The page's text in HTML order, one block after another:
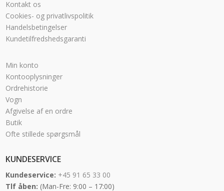
Kontakt os
Cookies- og privatlivspolitik
Handelsbetingelser
Kundetilfredshedsgaranti
Min konto
Kontooplysninger
Ordrehistorie
Vogn
Afgivelse af en ordre
Butik
Ofte stillede spørgsmål
KUNDESERVICE
Kundeservice: +45 91 65 33 00
Tlf åben: (Man-Fre: 9:00 – 17:00)